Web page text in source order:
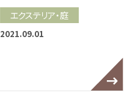
エクステリア・庭
2021.09.01